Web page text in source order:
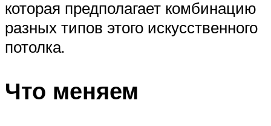
которая предполагает комбинацию
разных типов этого искусственного
потолка.
Что меняем